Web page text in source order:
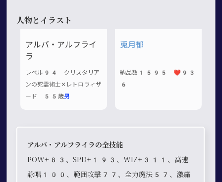
人物とイラスト
アルバ・アルフライ
ラ
レベル94 クリスタリア
ンの死霊術士✕レトロウィザ
ード 55歳男
兎月郁
納品数1595 ❤️93
6
アルバ・アルフライラの全技能
POW+83、SPD+193、WIZ+311、高速
詠唱100、範囲攻撃77、全力魔法57、激痛